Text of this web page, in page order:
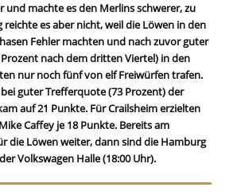
und machte es den Merlins schwerer, zu
reichte es aber nicht, weil die Löwen in den
Fehler machten und nach zuvor guter
nach dem dritten Viertel) in den
nur noch fünf von elf Freiwürfen trafen.
guter Trefferquote (73 Prozent) der
auf 21 Punkte. Für Crailsheim erzielten
Caffey je 18 Punkte. Bereits am
die Löwen weiter, dann sind die Hamburg
Volkswagen Halle (18:00 Uhr).